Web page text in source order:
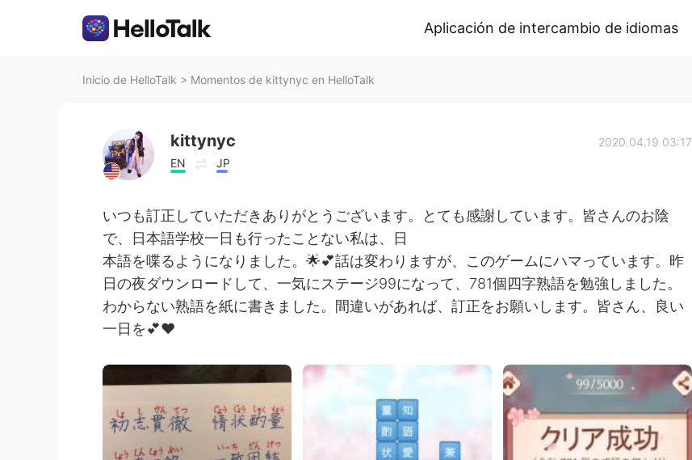
Aplicación de intercambio de idiomas
Inicio de HelloTalk > Momentos de kittynyc en HelloTalk
kittynyc
EN JP
2020.04.19 03:17
いつも訂正していただきありがとうございます。とても感謝しています。皆さんのお陰
で、日本語学校一日も行ったことない私は、日
本語を喋るようになりました。🌟💕話は変わりますが、このゲームにハマっています。昨
日の夜ダウンロードして、一気にステージ99になって、781個四字熟語を勉強しました。
わからない熟語を紙に書きました。間違いがあれば、訂正をお願いします。皆さん、良い
一日を💕❤